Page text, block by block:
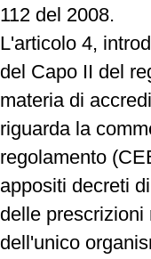
112 del 2008.
L'articolo 4,
del Capo II del
materia di
riguarda la
regolamento
appositi decreti
delle
dell'unico